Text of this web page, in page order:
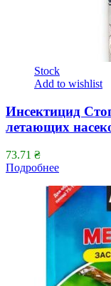
Stock
Add to wishlist
Инсектицид
летающих
73.71 ₴
Подробнее